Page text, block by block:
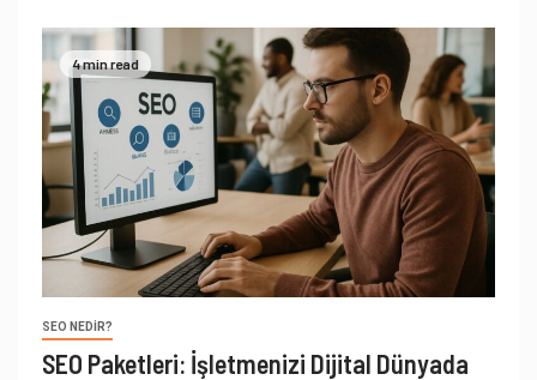
4 min read
SEO NEDIR?
SEO Paketleri: İşletmenizi Dijital Dünyada